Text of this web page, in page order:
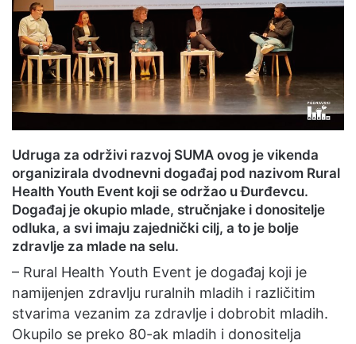
Udruga za održivi razvoj SUMA ovog je vikenda
organizirala dvodnevni događaj pod nazivom Rural
Health Youth Event koji se održao u Đurđevcu.
Događaj je okupio mlade, stručnjake i donositelje
odluka, a svi imaju zajednički cilj, a to je bolje
zdravlje za mlade na selu.
– Rural Health Youth Event je događaj koji je
namijenjen zdravlju ruralnih mladih i različitim
stvarima vezanim za zdravlje i dobrobit mladih.
Okupilo se preko 80-ak mladih i donositelja